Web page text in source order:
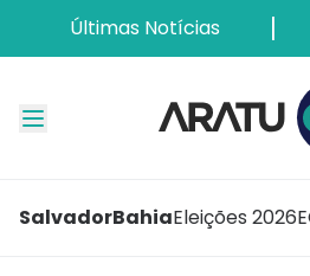
Últimas Notícias
SalvadorBahiaEleições 2026